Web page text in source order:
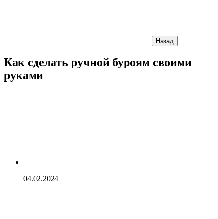
Назад
Как сделать ручной буроям своими
руками
04.02.2024